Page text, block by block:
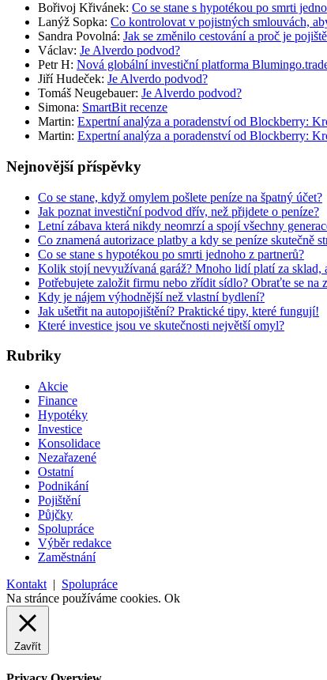
Bořivoj Křivánek: Co se stane s hypotékou po smrti
Lanýž Sopka: Co kontrolovat v pojistných smlouvách,
Sandra Povolná: Jak se změnilo cestování a proč je
Václav: Je Alverdo podvod?
Petr H: Nová globální investiční platforma
Jiří Hudeček: Je Alverdo podvod?
Tomáš Neugebauer: Je Alverdo podvod?
Simona: SmartBit recenze
Martin: Expertní analýza a poradenství od Blockberry:
Martin: Expertní analýza a poradenství od Blockberry:
Nejnovější příspěvky
Co se stane, když omylem pošlete peníze na špatný účet?
Jak poznat investiční podvod dřív, než přijdete o peníze?
Letní zábava která nikdy neomrzí a spojí všechny
Co znamená autorizace platby a kdy se peníze skutečně
Co se stane s hypotékou po smrti jednoho z partnerů?
Kolik stojí nevyužívaná garáž? Mnoho lidí platí za sklad,
Potřebujete založit firmu nebo zřídit sídlo? Obraťte se na
Kdy je nájem výhodnější než vlastní bydlení?
Jak ušetřit na autopojištění? Praktické tipy, které fungují!
Které investice jsou ve skutečnosti největší omyl?
Rubriky
Akcie
Finance
Hypotéky
Investice
Konsolidace
Nezařazené
Ostatní
Podnikání
Pojištění
Půjčky
Spolupráce
Výběr redakce
Zaměstnání
Kontakt | Spolupráce
Na stránce používáme cookies. Ok
Zavřít